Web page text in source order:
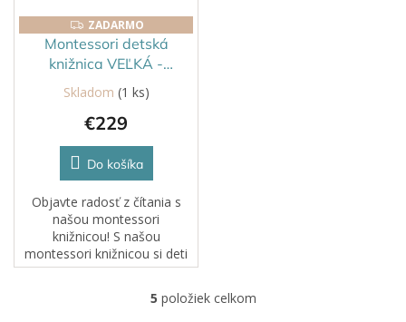
ZADARMO
ZADARMO
Montessori detská
knižnica VEĽKÁ -
Prírodná
Skladom (1 ks)
€229
Do košíka
Objavte radosť z čítania s
našou montessori
knižnicou! S našou
montessori knižnicou si deti
môžu jednoducho vybrať
tak si zabezpečíte pútavé
O
5 položiek celkom